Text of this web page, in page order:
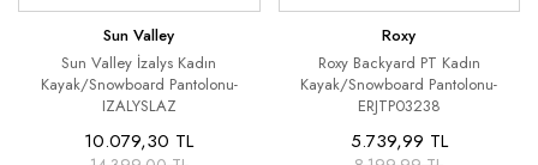
Sun Valley
Sun Valley İzalys Kadın
Kayak/Snowboard Pantolonu-
IZALYSLAZ
10.079,30 TL
Roxy
Roxy Backyard PT Kadın
Kayak/Snowboard Pantolonu-
ERJTP03238
5.739,99 TL